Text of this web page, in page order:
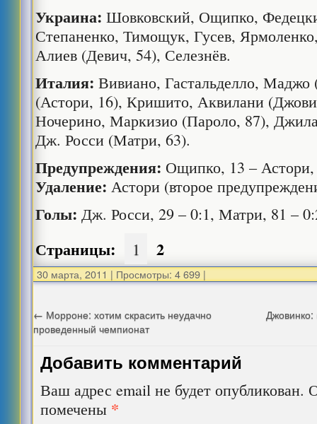
Украина: Шовковский, Ощипко,
Степаненко, Тимощук, Гусев,
Алиев (Девич, 54), Селезнёв.
Италия: Вивиано, Гастальделло,
(Астори, 16), Кришито, Аквилани
Ночерино, Маркизио (Пароло, 87),
Дж. Росси (Матри, 63).
Предупреждения: Ощипко, 13 – Астори,
Удаление: Астори (второе
Голы:Дж. Росси, 29 – 0:1, Матри, 81 –
Страницы: 1 2
30 марта, 2011 | Просмотры: 4 699 |
← Морроне: хотим скрасить неудачно
проведенный чемпионат
Добавить комментарий
Ваш адрес email не будет опубликован.
помечены *